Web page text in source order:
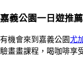
嘉義公園一日遊推薦
有機會來到嘉義公園尤
驗畫畫課程，喝咖啡享